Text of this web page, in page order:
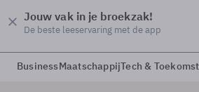
Jouw vak in je broekzak!
De beste leeservaring met de app
BusinessMaatschappijTech & Toekomst